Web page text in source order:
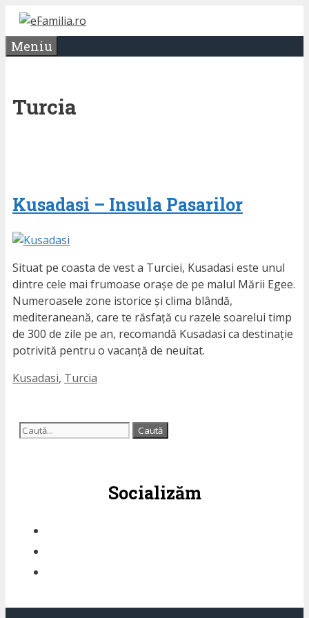
Sari
conținut
Meniu
Turcia
Kusadasi – Insula Pasarilor
Situat pe coasta de vest a Turciei, Kusadasi este unul
dintre cele mai frumoase orașe de pe malul Mării Egee.
Numeroasele zone istorice și clima blândă,
mediteraneană, care te răsfață cu razele soarelui timp
de 300 de zile pe an, recomandă Kusadasi ca destinație
potrivită pentru o vacanță de neuitat.
Etichete
Kusadasi, Turcia
Caută
Socializăm